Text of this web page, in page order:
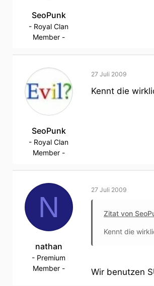
SeoPunk
- Royal Clan
Member -
SeoPunk
- Royal Clan
Member -
27 Juli 2009
Kennt die
N
nathan
- Premium
Member -
27 Juli 2009
Zitat von
Kennt die
Wir benutzen